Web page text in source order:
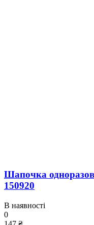
Шапочка
150920
В наявності
0